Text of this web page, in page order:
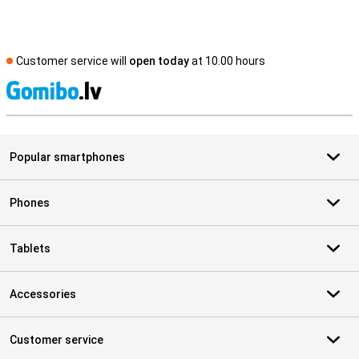
Customer service will open todayat 10.00 hours
Popular smartphones
Phones
Tablets
Accessories
Customer service